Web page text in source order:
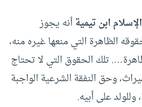
ابن تيميةأنه يجوز
الظاهرة التي منعها غيره منه،
تلك الحقوق التي لا تحتاج
وحق النفقة الشرعية الواجبة
على أبيه.